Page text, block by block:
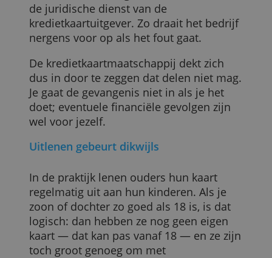
Je kaart uitlenen doe je op eigen risico.
Volgens de voorwaarden mag je je
pincode met niemand delen, ook niet
met familie. Die regels komen echter van
de juridische dienst van de
kredietkaartuitgever. Zo draait het bedrijf
nergens voor op als het fout gaat.
dus in door te zeggen dat delen niet
Je gaat de gevangenis niet in als je het
doet; eventuele financiële gevolgen zijn
wel voor jezelf.
Uitlenen gebeurt dikwijls